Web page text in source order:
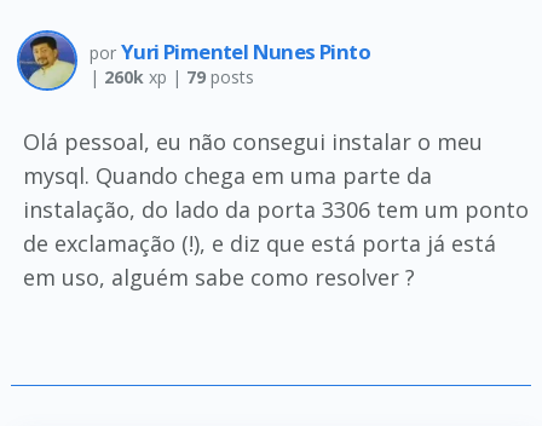
por Yuri Pimentel Nunes Pinto
| 260kxp | 79posts
Olá pessoal, eu não consegui instalar o meu
mysql. Quando chega em uma parte da
instalação, do lado da porta 3306 tem um ponto
de exclamação (!), e diz que está porta já está
em uso, alguém sabe como resolver ?